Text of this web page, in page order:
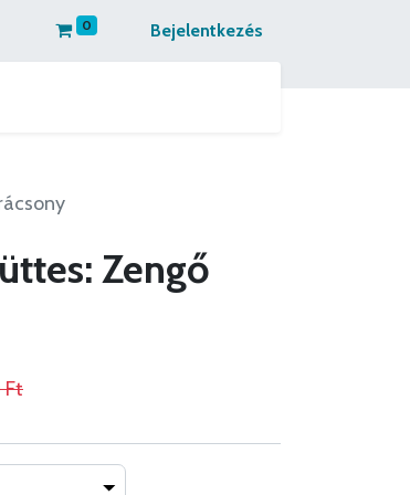
0 Bejelentkezés
Zengő
Ft